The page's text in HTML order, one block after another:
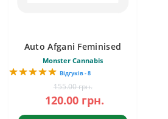
Auto Afgani Feminised
Monster Cannabis
Відгуків - 8
155.00 грн.
120.00 грн.